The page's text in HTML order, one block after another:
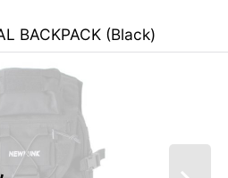
BACKPACK (Black)